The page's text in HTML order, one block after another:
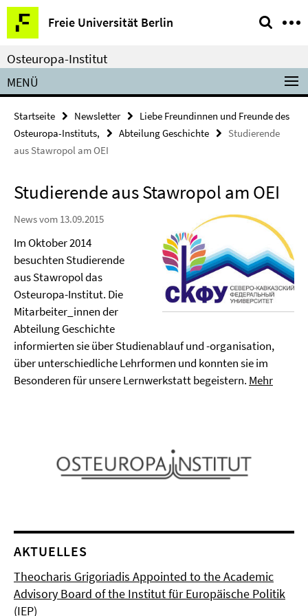
Springe
direkt
zu
Inhalt
Freie Universität Berlin
Service-
Navigation
Osteuropa-Institut
MENÜ
Startseite Newsletter
Liebe Freundinnen und Freunde des
Osteuropa-Instituts,
Abteilung Geschichte
Studierende
aus Stawropol am OEI
Studierende aus Stawropol am OEI
News vom 13.09.2015
Im Oktober 2014
besuchten Studierende
aus Stawropol das
Osteuropa-Institut. Die
Mitarbeiter_innen der
Abteilung Geschichte
informierten sie über Studienablauf und -organisation,
über unterschiedliche Lehrformen und konnten sie im
Besonderen für unsere Lernwerkstatt begeistern. Mehr
AKTUELLES
Theocharis Grigoriadis Appointed to the Academic
Advisory Board of the Institut für Europäische Politik
(IEP)